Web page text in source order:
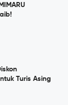
Turis Asing